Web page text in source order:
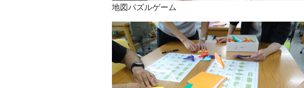
地図パズルゲーム